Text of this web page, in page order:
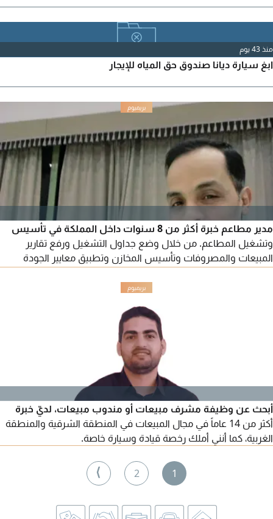
منذ 43 يوم
ابغ سيارة ديانا صندوق حق المياه للإيجار
مدير مطاعم خبرة أكثر من 8 سنوات داخل المملكة في تأسيس
وتشغيل المطاعم. من خلال وضع جداول التشغيل ورفع تقارير
المبيعات والمصروفات وتأسيس المخازن وتطبيق معايير الجودة
أبحث عن وظيفة مشرف مبيعات أو مندوب مبيعات، لديّ خبرة
أكثر من 14 عاماً في مجال المبيعات في المنطقة الشرقية والمنطقة
الغربية، كما أنني أملك رخصة قيادة وسيارة خاصة.
1
2
⟩